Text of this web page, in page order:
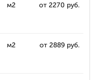
м2 от 2270 руб.
м2 от 2889 руб.